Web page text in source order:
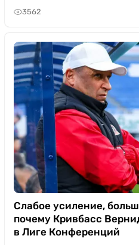
3562
Слабое усиление,
почему Кривбасс
в Лиге Конференций